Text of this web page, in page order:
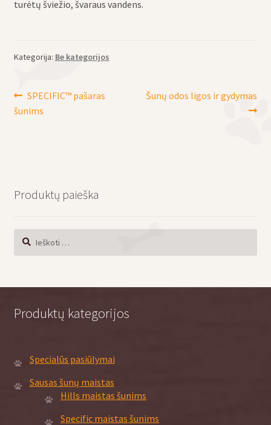
turėtų šviežio, švaraus vandens.
Kategorija: Be kategorijos
Navigacija
tarp
Ankstenis
įrašas:
SPECIFIC™ pašaras
šunims
Naujesnis
Šunų odos ligos ir gydymas
Produktų paieška
Ieškoti:
Produktų kategorijos
Specialūs pasiūlymai
Sausas šunų maistas
Hills maistas šunims
Specific maistas šunims